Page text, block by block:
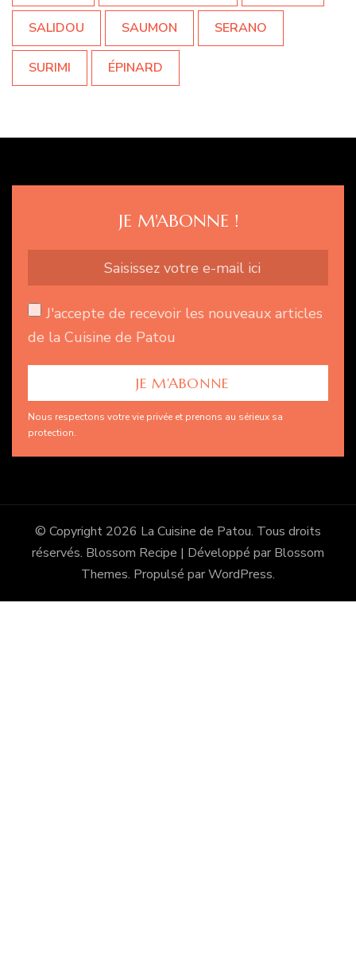
SALIDOU SAUMON SERANO
SURIMI ÉPINARD
JE M'ABONNE !
J'accepte de recevoir les nouveaux articles
de la Cuisine de Patou
Nous respectons votre vie privée et prenons au sérieux sa
protection.
© Copyright 2026 La Cuisine de Patou. Tous droits
réservés. Blossom Recipe | Développé par Blossom
Themes. Propulsé parWordPress.